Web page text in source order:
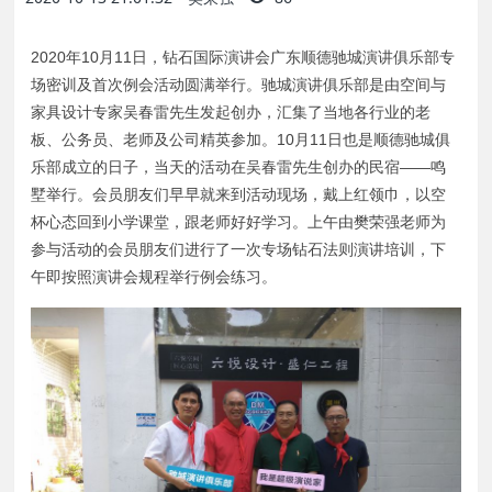
2020年10月11日，钻石国际演讲会广东顺德驰城演讲俱乐部专
场密训及首次例会活动圆满举行。驰城演讲俱乐部是由空间与
家具设计专家吴春雷先生发起创办，汇集了当地各行业的老
板、公务员、老师及公司精英参加。10月11日也是顺德驰城俱
乐部成立的日子，当天的活动在吴春雷先生创办的民宿——鸣
墅举行。会员朋友们早早就来到活动现场，戴上红领巾，以空
杯心态回到小学课堂，跟老师好好学习。上午由樊荣强老师为
参与活动的会员朋友们进行了一次专场钻石法则演讲培训，下
午即按照演讲会规程举行例会练习。